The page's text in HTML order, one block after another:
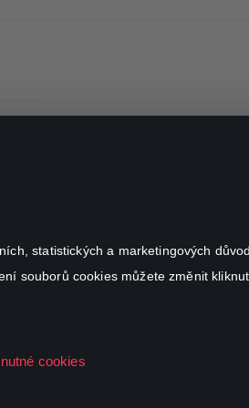
statistických a marketingových
souborů cookies můžete změnit
cookies